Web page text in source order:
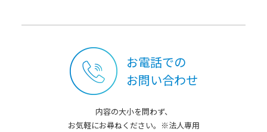
お電話での
お問い合わせ
内容の大小を問わず、
お気軽にお尋ねください。※法人専用